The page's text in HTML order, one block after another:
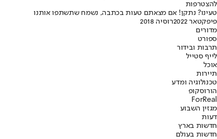
להצטרפות
טעינו? נתקן! אם מצאתם טעות בכתבה, נשמח שתשתפו אותנו
פיפקטאר 2022
רוסיה 2018
מדורים
ספורט
תרבות ובידור
לייף סטייל
אוכל
תיירות
טכנולוגיה ומדע
הורוסקופ
ForReal
מגזין השבוע
דעות
חדשות בארץ
חדשות בעולם